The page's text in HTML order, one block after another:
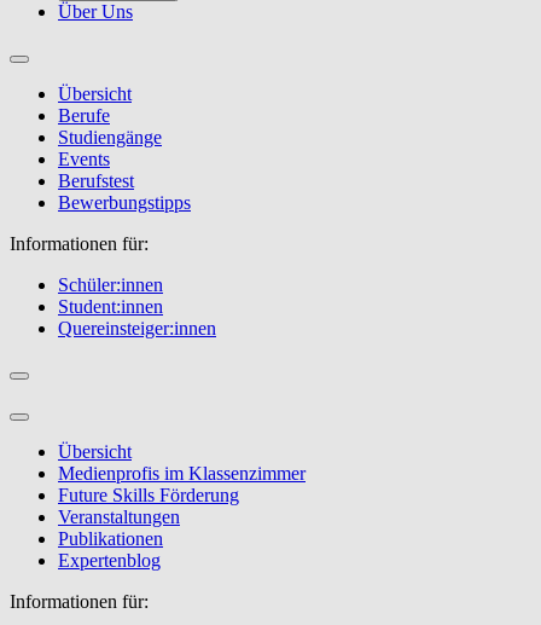
Über Uns
Übersicht
Berufe
Studiengänge
Events
Berufstest
Bewerbungstipps
Informationen für:
Schüler:innen
Student:innen
Quereinsteiger:innen
Übersicht
Medienprofis im Klassenzimmer
Future Skills Förderung
Veranstaltungen
Publikationen
Expertenblog
Informationen für: